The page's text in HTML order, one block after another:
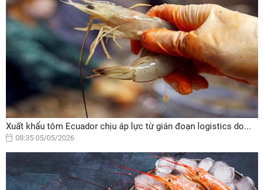
Xuất khẩu tôm Ecuador chịu áp lực từ gián đoạn logistics do...
08:35 05/05/2026